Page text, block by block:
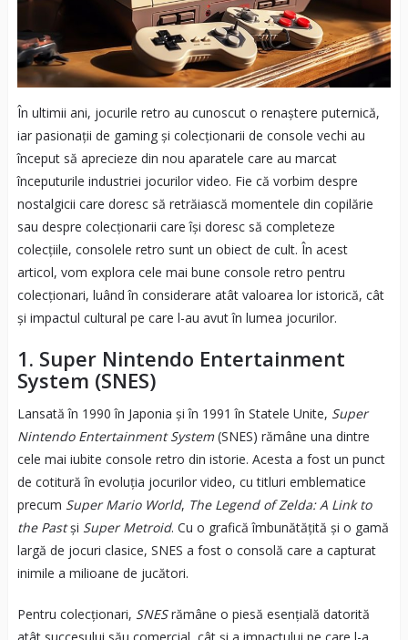
În ultimii ani, jocurile retro au cunoscut o renaștere puternică,
iar pasionații de gaming și colecționarii de console vechi au
început să aprecieze din nou aparatele care au marcat
începuturile industriei jocurilor video. Fie că vorbim despre
nostalgicii care doresc să retrăiască momentele din copilărie
sau despre colecționarii care își doresc să completeze
colecțiile, consolele retro sunt un obiect de cult. În acest
articol, vom explora cele mai bune console retro pentru
colecționari, luând în considerare atât valoarea lor istorică, cât
și impactul cultural pe care l-au avut în lumea jocurilor.
1. Super Nintendo Entertainment
System (SNES)
Lansată în 1990 în Japonia și în 1991 în Statele Unite, Super
Nintendo Entertainment System(SNES) rămâne una dintre
cele mai iubite console retro din istorie. Acesta a fost un punct
de cotitură în evoluția jocurilor video, cu titluri emblematice
precum Super Mario World, The Legend of Zelda: A Link to
the Pastși Super Metroid. Cu o grafică îmbunătățită și o gamă
largă de jocuri clasice, SNES a fost o consolă care a capturat
inimile a milioane de jucători.
Pentru colecționari, SNESrămâne o piesă esențială datorită